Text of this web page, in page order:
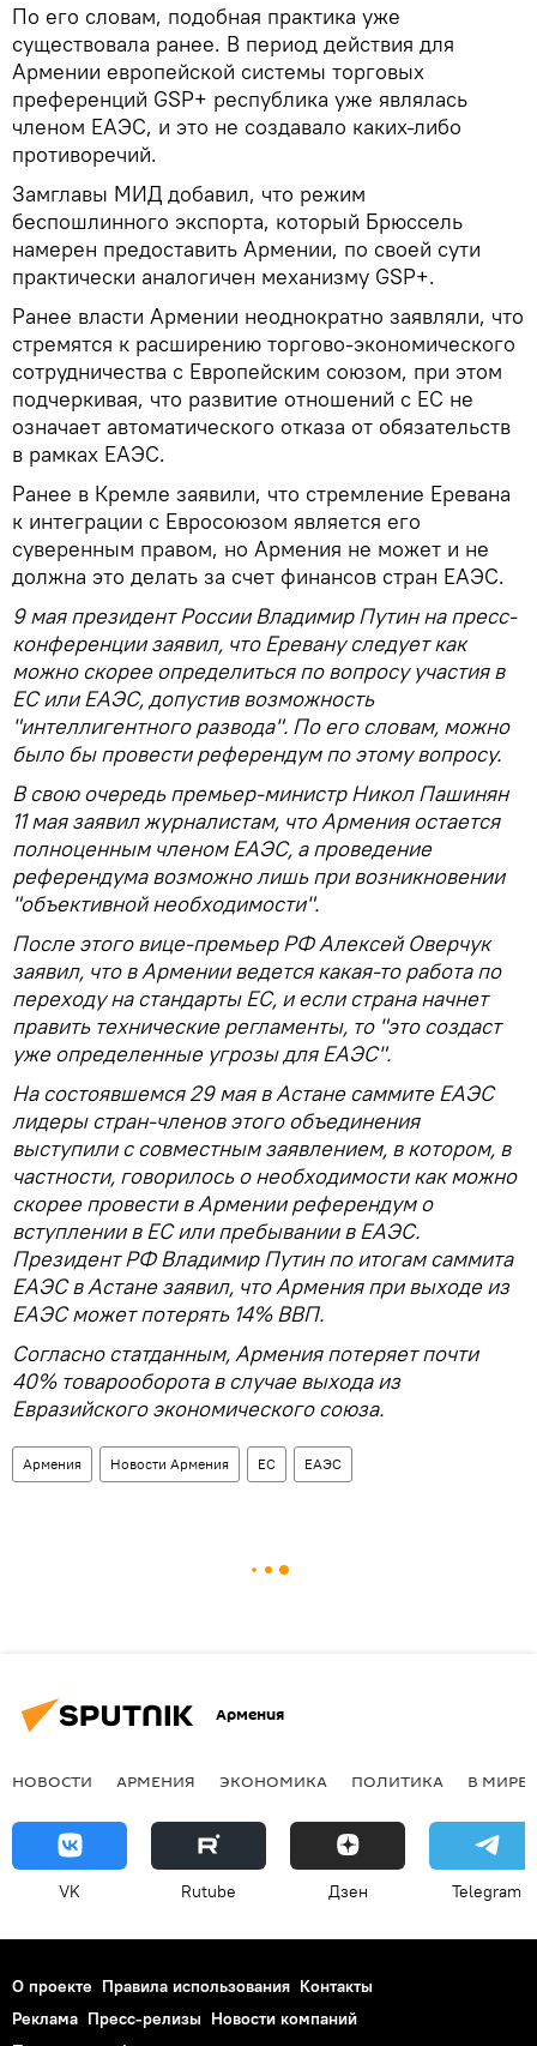
По его словам, подобная практика уже
существовала ранее. В период действия для
Армении европейской системы торговых
преференций GSP+ республика уже являлась
членом ЕАЭС, и это не создавало каких-либо
противоречий.
Замглавы МИД добавил, что режим
беспошлинного экспорта, который Брюссель
намерен предоставить Армении, по своей сути
практически аналогичен механизму GSP+.
Ранее власти Армении неоднократно заявляли, что
стремятся к расширению торгово-экономического
сотрудничества с Европейским союзом, при этом
подчеркивая, что развитие отношений с ЕС не
означает автоматического отказа от обязательств
в рамках ЕАЭС.
Ранее в Кремле заявили, что стремление Еревана
к интеграции с Евросоюзом является его
суверенным правом, но Армения не может и не
должна это делать за счет финансов стран ЕАЭС.
9 мая президент России Владимир Путин на пресс-
конференции заявил, что Еревану следует как
можно скорее определиться по вопросу участия в
ЕС или ЕАЭС, допустив возможность
"интеллигентного развода". По его словам, можно
было бы провести референдум по этому вопросу.
В свою очередь премьер-министр Никол Пашинян
11 мая заявил журналистам, что Армения остается
полноценным членом ЕАЭС, а проведение
референдума возможно лишь при возникновении
"объективной необходимости".
После этого вице-премьер РФ Алексей Оверчук
заявил, что в Армении ведется какая-то работа по
переходу на стандарты ЕС, и если страна начнет
править технические регламенты, то "это создаст
уже определенные угрозы для ЕАЭС".
На состоявшемся 29 мая в Астане саммите ЕАЭС
лидеры стран-членов этого объединения
выступили с совместным заявлением, в котором, в
частности, говорилось о необходимости как можно
скорее провести в Армении референдум о
вступлении в ЕС или пребывании в ЕАЭС.
Президент РФ Владимир Путин по итогам саммита
ЕАЭС в Астане заявил, что Армения при выходе из
ЕАЭС может потерять 14% ВВП.
Согласно статданным, Армения потеряет почти
40% товарооборота в случае выхода из
Евразийского экономического союза.
Армения Новости Армения ЕС ЕАЭС
Армения
НОВОСТИ АРМЕНИЯ ЭКОНОМИКА ПОЛИТИКА В МИРЕ
VK Rutube Дзен Telegram
О проекте Правила использования Контакты
Реклама Пресс-релизы Новости компаний